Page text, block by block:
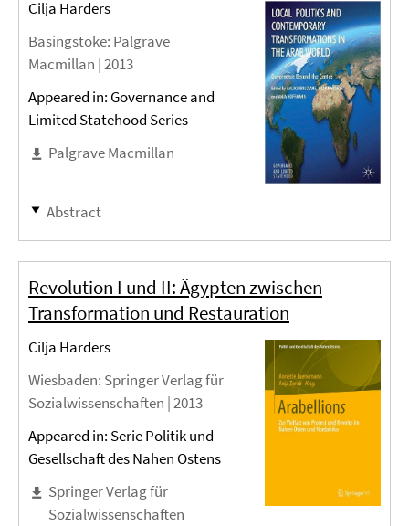
Cilja Harders
Basingstoke: Palgrave
Macmillan |2013
Appeared in: Governance and
Limited Statehood Series
Palgrave Macmillan
Abstract
Revolution I und II: Ägypten zwischen
Transformation und Restauration
Cilja Harders
Wiesbaden: Springer Verlag für
Sozialwissenschaften |2013
Appeared in: Serie Politik und
Gesellschaft des Nahen Ostens
Springer Verlag für
Sozialwissenschaften